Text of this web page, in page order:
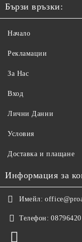
Бързи връзки:
Начало
Рекламации
За Нас
Вход
Лични Данни
Условия
Доставка и плащане
Информация за
Имейл:
Телефон: